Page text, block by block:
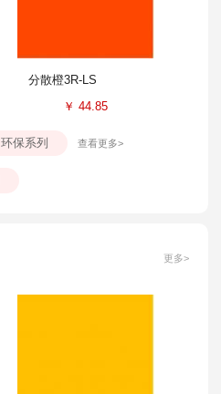
分散橙3R-LS
￥ 44.85
环保系列 查看更多>
更多>